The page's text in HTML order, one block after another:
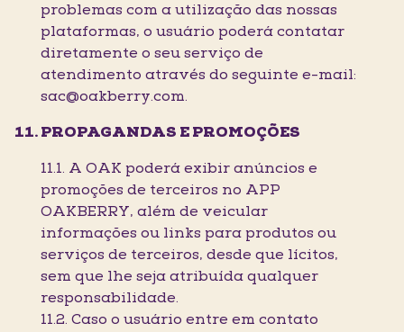
problemas com a utilização das nossas
plataformas, o usuário poderá contatar
diretamente o seu serviço de
atendimento através do seguinte e-mail:
sac@oakberry.com.
PROPAGANDAS E PROMOÇÕES
11.1. A OAK poderá exibir anúncios e
promoções de terceiros no APP
OAKBERRY, além de veicular
informações ou links para produtos ou
serviços de terceiros, desde que lícitos,
sem que lhe seja atribuída qualquer
responsabilidade.
11.2. Caso o usuário entre em contato